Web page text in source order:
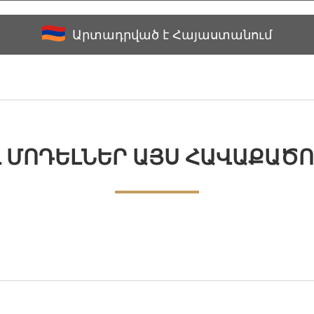
Արտադրված է Հայաստանում
ՄՈԴԵԼՆԵՐ ԱՅՍ